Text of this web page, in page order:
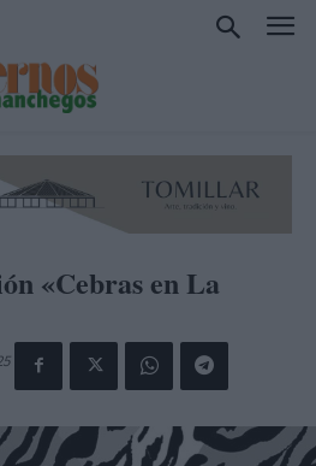
«Cebras en La